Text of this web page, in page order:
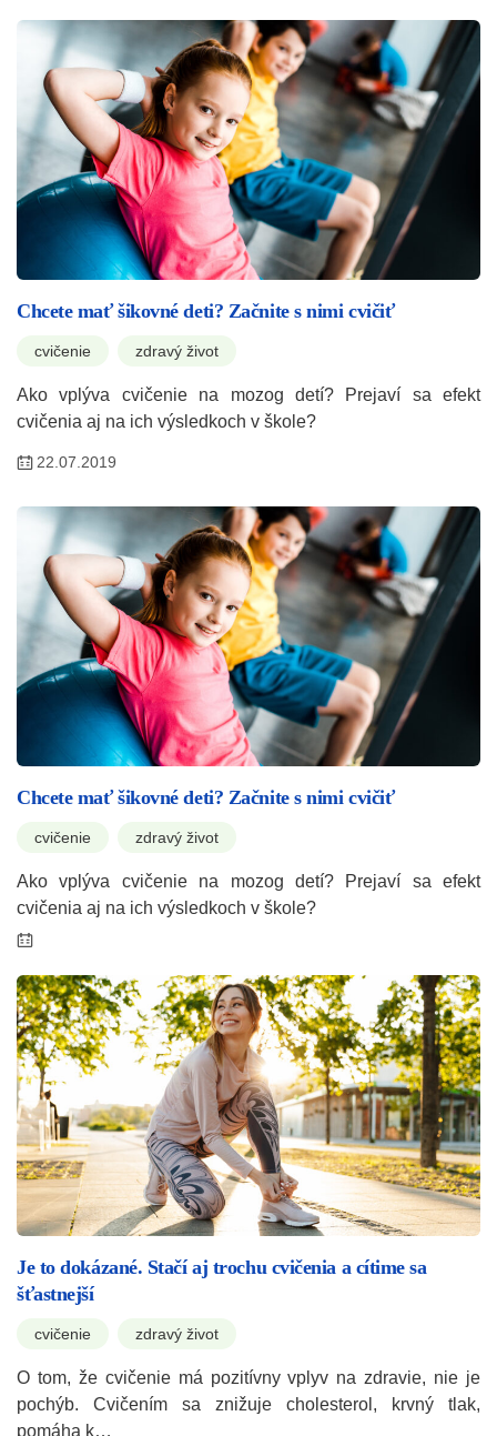
Chcete mať šikovné deti? Začnite s nimi cvičiť
cvičenie zdravý život
Ako vplýva cvičenie na mozog detí? Prejaví sa efekt
cvičenia aj na ich výsledkoch v škole?
22.07.2019
Chcete mať šikovné deti? Začnite s nimi cvičiť
cvičenie zdravý život
Ako vplýva cvičenie na mozog detí? Prejaví sa efekt
cvičenia aj na ich výsledkoch v škole?
Je to dokázané. Stačí aj trochu cvičenia a cítime sa
šťastnejší
cvičenie zdravý život
O tom, že cvičenie má pozitívny vplyv na zdravie, nie je
pochýb. Cvičením sa znižuje cholesterol, krvný tlak,
pomáha k…